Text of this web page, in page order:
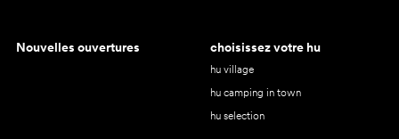
Nouvelles ouvertures choisissez votre hu
hu village
hu camping in town
hu selection